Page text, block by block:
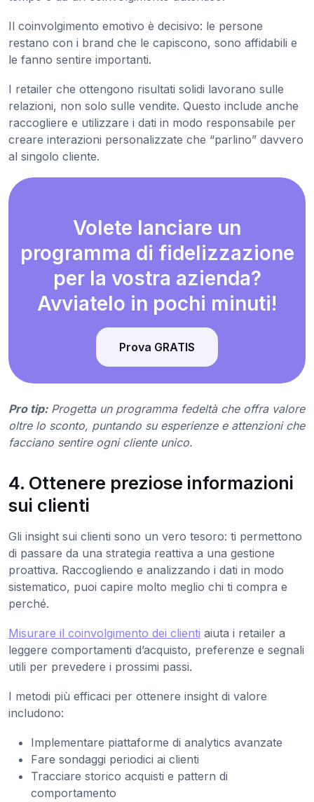
Il coinvolgimento emotivo è decisivo: le persone
restano con i brand che le capiscono, sono affidabili e
le fanno sentire importanti.
I retailer che ottengono risultati solidi lavorano sulle
relazioni, non solo sulle vendite. Questo include anche
raccogliere e utilizzare i dati in modo responsabile per
creare interazioni personalizzate che “parlino” davvero
al singolo cliente.
Volete lanciare un
programma di fidelizzazione
per la vostra azienda?
Avviatelo in pochi minuti!
Prova GRATIS
Pro tip: Progetta un programma fedeltà che offra valore
oltre lo sconto, puntando su esperienze e attenzioni che
facciano sentire ogni cliente unico.
4. Ottenere preziose informazioni
sui clienti
Gli insight sui clienti sono un vero tesoro: ti permettono
di passare da una strategia reattiva a una gestione
proattiva. Raccogliendo e analizzando i dati in modo
sistematico, puoi capire molto meglio chi ti compra e
perché.
Misurare il coinvolgimento dei clienti aiuta i retailer a
leggere comportamenti d’acquisto, preferenze e segnali
utili per prevedere i prossimi passi.
I metodi più efficaci per ottenere insight di valore
includono:
Implementare piattaforme di analytics avanzate
Fare sondaggi periodici ai clienti
Tracciare storico acquisti e pattern di
comportamento